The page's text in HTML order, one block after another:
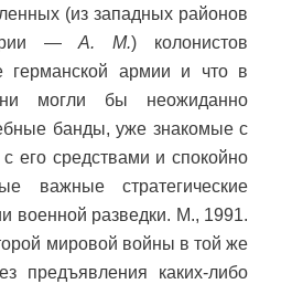
(из западных районов
—А. М.) колонистов
германской армии и что в
могли бы неожиданно
банды, уже знакомые с
его средствами и спокойно
важные стратегические
военной разведки. М., 1991.
мировой войны в той же
предъявления каких-либо